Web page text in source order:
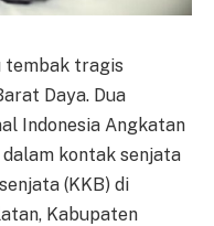
tembak tragis
Daya. Dua
Indonesia Angkatan
kontak senjata
(KKB) di
Kabupaten